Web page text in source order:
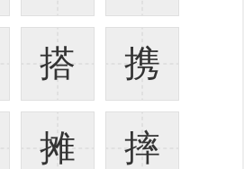
搭 携
摊 摔